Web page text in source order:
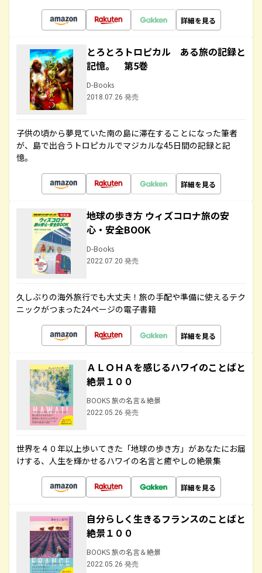
詳細を見る
とろとろトロピカル ある旅の記録と
記憶。 第5巻
D-Books
2018.07.26 発売
子供の頃から夢見ていた南の島に滞在することになった筆者
が、島で出合うトロピカルでマジカルな45日間の記録と記
憶。
詳細を見る
地球の歩き方 ウィズコロナ旅の安
心・安全BOOK
D-Books
2022.07.20 発売
久しぶりの海外旅行でも大丈夫！旅の手配や準備に使えるテク
ニックがつまった24ページの電子書籍
詳細を見る
ＡＬＯＨＡを感じるハワイのことばと
絶景１００
BOOKS 旅の名言＆絶景
2022.05.26 発売
世界を４０年以上歩いてきた「地球の歩き方」があなたにお届
けする、人生を輝かせるハワイの名言と癒やしの絶景集
詳細を見る
自分らしく生きるフランスのことばと
絶景１００
BOOKS 旅の名言＆絶景
2022.05.26 発売